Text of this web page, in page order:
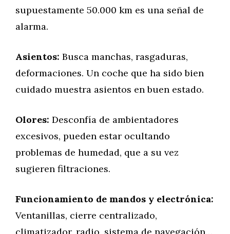
supuestamente 50.000 km es una señal de
alarma.
Asientos: Busca manchas, rasgaduras,
deformaciones. Un coche que ha sido bien
cuidado muestra asientos en buen estado.
Olores: Desconfía de ambientadores
excesivos, pueden estar ocultando
problemas de humedad, que a su vez
sugieren filtraciones.
Funcionamiento de mandos y electrónica:
Ventanillas, cierre centralizado,
climatizador, radio, sistema de navegación…